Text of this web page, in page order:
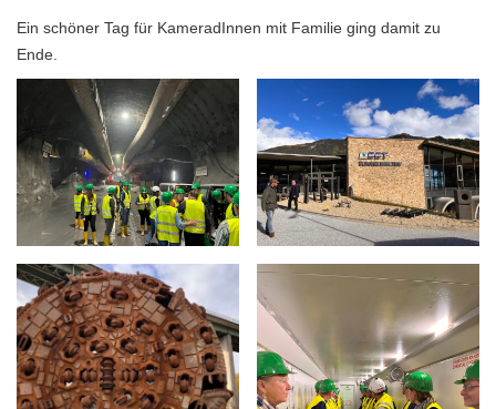
Ein schöner Tag für KameradInnen mit Familie ging damit zu
Ende.